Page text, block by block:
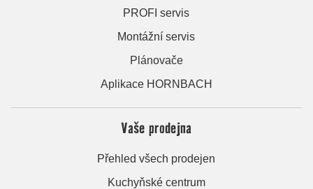
PROFI servis
Montážní servis
Plánovače
Aplikace HORNBACH
Vaše prodejna
Přehled všech prodejen
Kuchyňské centrum